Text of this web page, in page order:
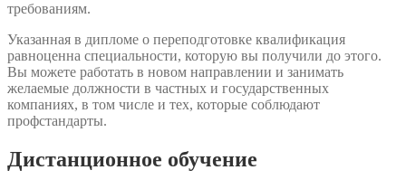
требованиям.
Указанная в дипломе о переподготовке квалификация
равноценна специальности, которую вы получили до этого.
Вы можете работать в новом направлении и занимать
желаемые должности в частных и государственных
компаниях, в том числе и тех, которые соблюдают
профстандарты.
Дистанционное обучение